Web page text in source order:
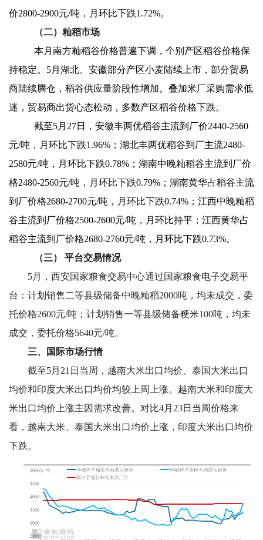
价2800-2900元/吨，月环比下跌1.72%。
（二）籼稻市场
本月南方籼稻谷价格普遍下调，个别产区稻谷价格保
持稳定。5月湖北、安徽部分产区小麦陆续上市，部分贸易
商陆续腾仓，稻谷供应量阶段性增加。叠加米厂采购需求低
迷，贸易商出货心态松动，多数产区稻谷价格下跌。
截至5月27日，安徽丰两优稻谷主流到厂价2440-2560
元/吨，月环比下跌1.96%；湖北丰两优稻谷到厂主流2480-
2580元/吨，月环比下跌0.78%；湖南中晚籼稻谷主流到厂价
格2480-2560元/吨，月环比下跌0.79%；湖南黄华占稻谷主流
到厂价格2680-2700元/吨，月环比下跌0.74%；江西中晚籼稻
谷主流到厂价格2500-2600元/吨，月环比持平；江西黄华占
稻谷主流到厂价格2680-2760元/吨，月环比下跌0.73%。
（三） 平台交易情况
5月，西安国家粮食交易中心通过国家粮食电子交易平
台：计划销售二等县级储备中晚籼稻2000吨，均未成交，委
托价格2600元/吨；计划销售一等县级储备粳米100吨，均未
成交，委托价格5640元/吨。
三、
国际市场行情
截至5月21日当周，越南大米出口均价、泰国大米出口
均价和印度大米出口均价均较上周上涨。越南大米和印度大
米出口均价上涨主因需求改善。对比4月23日当周价格来
看， 越南大米、泰国大米出口均价上涨，印度大米出口均价
下跌。